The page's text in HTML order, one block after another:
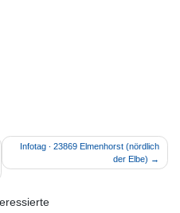
Infotag ∙ 23869 Elmenhorst (nördlich
der Elbe)